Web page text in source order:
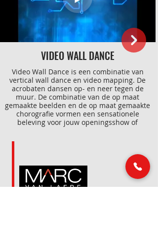
VIDEO WALL DANCE
Video Wall Dance is een combinatie van
vertical wall dance en video mapping. De
acrobaten dansen op- en neer tegen de
muur. De combinatie van de op maat
gemaakte beelden en de op maat gemaakte
chorografie vormen een sensationele
beleving voor jouw openingsshow of